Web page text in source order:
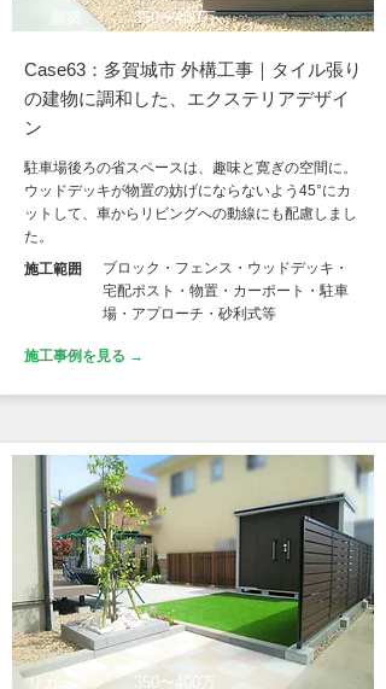
350〜400万
Case63：多賀城市 外構工事｜タイル張り
の建物に調和した、エクステリアデザイ
ン
駐車場後ろの省スペースは、趣味と寛ぎの空間に。
ウッドデッキが物置の妨げにならないよう45°にカ
ットして、車からリビングへの動線にも配慮しまし
た。
施工範囲
ブロック・フェンス・ウッドデッキ・
宅配ポスト・物置・カーポート・駐車
場・アプローチ・砂利式等
施工事例を見る →
リガーデン 350〜400万